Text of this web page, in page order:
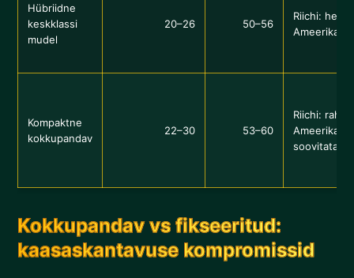
Hübriidne
keskklassi
mudel
20–26 50–56
Riichi: hea /
Ameerika:
Kompaktne
kokkupandav
22–30 53–60
Riichi:
Ameerika: ei
soovitata
Kokkupandav vs fikseeritud:
kaasaskantavuse kompromissid